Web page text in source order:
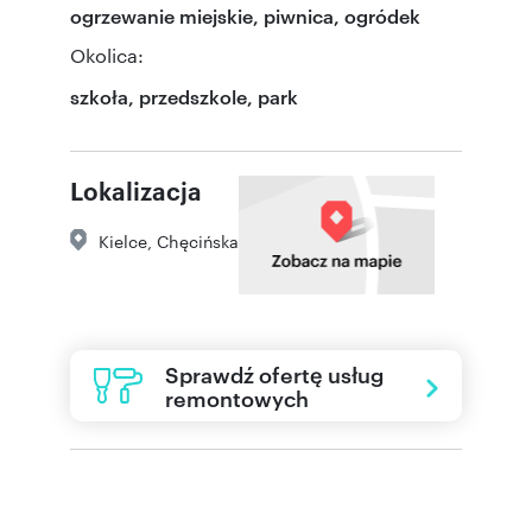
ogrzewanie miejskie, piwnica, ogródek
Okolica:
szkoła, przedszkole, park
Lokalizacja
Kielce Chęcińska
Sprawdź ofertę usług
remontowych